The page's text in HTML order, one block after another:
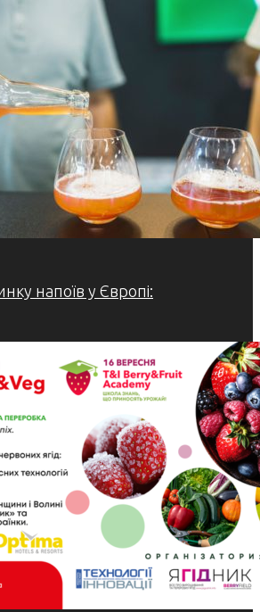
напоїв у Європі: